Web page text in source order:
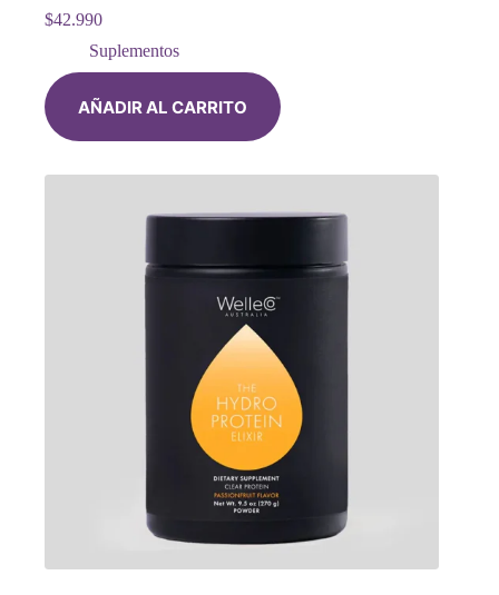
$42.990
Suplementos
AÑADIR AL CARRITO